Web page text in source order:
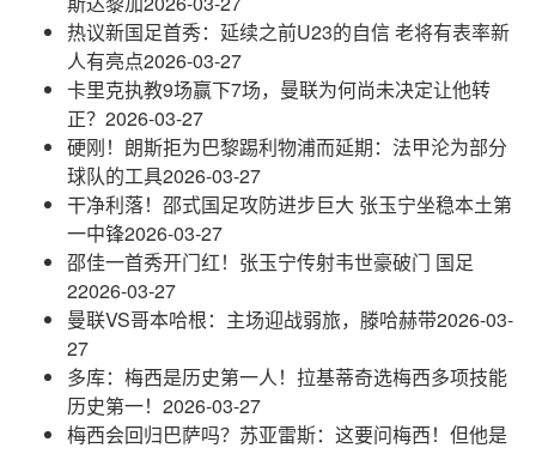
热议新国足首秀：延续之前U23的自信 老将有表率新
人有亮点2026-03-27
卡里克执教9场赢下7场，曼联为何尚未决定让他转
正？ 2026-03-27
硬刚！朗斯拒为巴黎踢利物浦而延期：法甲沦为部分
球队的工具2026-03-27
干净利落！邵式国足攻防进步巨大 张玉宁坐稳本土第
一中锋2026-03-27
邵佳一首秀开门红！张玉宁传射韦世豪破门 国足
22026-03-27
曼联VS哥本哈根：主场迎战弱旅，滕哈赫带2026-03-
27
多库：梅西是历史第一人！拉基蒂奇选梅西多项技能
历史第一！ 2026-03-27
梅西会回归巴萨吗？苏亚雷斯：这要问梅西！但他是